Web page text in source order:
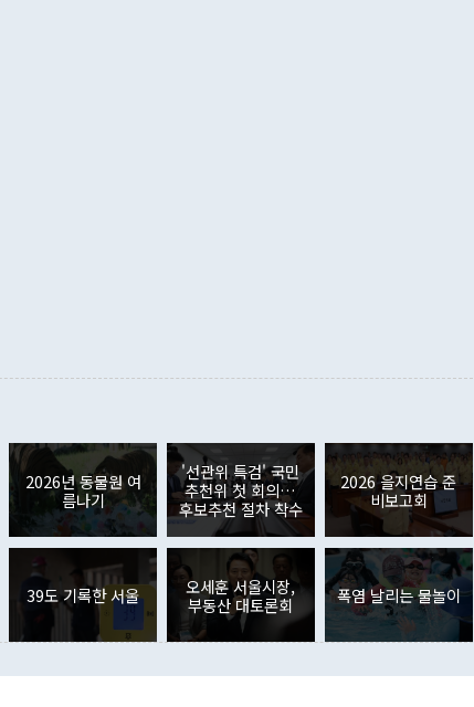
도 했다. 또 "현 시점에서 흘러간 선(先)비핵화만 되뇌는 것은
화의 동력을 확보하기 위해 최선을 다할 것"이라고 말했다. 하
대로 하는 게 과연 한반도의 평화와 안정에 플러스냐, 결론적
고 사후 브리핑에서 정 장관이 언급한 '4자 회담'에 대해 "이상
아 블라디보스토크에서 열리는 '동방경제포럼(EEF)'을 언급하
원에서 (참석을) 검토하고 있다"고 발언한 데 대해서도 조 장관
외교부의 몫"이라며 "아직 거기까지 진도가 나가지 않았다"고
장관이 이날 소개한 대북 구상과 설명은 정부 내 조율을 거치지
에서 문제가 있다. 특히 주적 표현 대체와 국호 사용, 9·19 군
, 4자회담 추진 등은 통일부 장관이 결정할 사안이 아니어서 월
적이 나오고 있다. 이 대통령은 정 장관의 업무보고를 듣고 난
무보고에 발표했다고 승인난 건 아니다"라고 재차 확인했다. 정
통은 "정 장관의 발언 내용은 대부분 국가안전보장회의(NSC)
정된 사안이 아닌 정 장관의 개인적 생각에 가깝다"며 "안보 관
이 정부의 공식 정책이 아닌 사안을 추진하겠다고 업무보고를
의 면전에서 '국군통수권자가 나서야 한다'고 주장한 것은 심각
처음으로 1000억달러를 넘어섰다. 상품수입은 644억8000만
했고 컴퓨터·주변기기(SSD)는 282.7% 증가했다. IT 품목
늘었으며 비IT 품목도 ▲석유제품(47.5%) ▲화공품
지식재산권사용료수지는 전월 흑자에서 4억4000만달러 적자
. 본원소득수지는 배당소득을 중심으로 32억7000만달러 흑자
이 늘어난 데다 전월 분기배당에 따른 기저효과로 배당지급이
월(369억9000만달러)을 넘어선 것이다. 직접투자에서는 내국
자가 80억1000만달러, 외국인의 국내투자가 46억3000만달러
다. 증권투자에서는 외국인의 국내 주식 매도세가 이어졌다. 외
주식 투자는 차익실현 매도 등의 영향으로 316억1000만달러
월(-310억5000만달러)에 이어 역대 최대 순매도 기록을 다시
국인의 국내 채권투자는 세계국채지수(WGBI) 자금 유입에도
도래 영향으로 증가 폭이 줄어든 52억9000만달러를 기록했
해외 증권투자는 주식을 중심으로 35억6000만달러 증가했
2026년 동물원 여
름나기
'선관위 특검' 국민
추천위 첫 회의…
후보추천 절차 착수
2026 을지연습 준
비보고회
39도 기록한 서울
오세훈 서울시장,
부동산 대토론회
폭염 날리는 물놀이